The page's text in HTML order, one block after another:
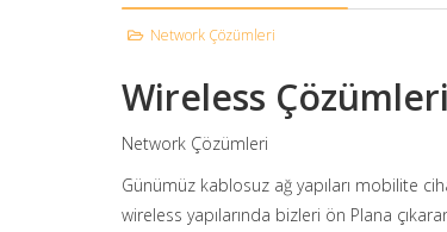
Network Çözümleri
Wireless Çözümleri
Network Çözümleri
Günümüz kablosuz ağ yapıları mobilite
wireless yapılarında bizleri ön Plana